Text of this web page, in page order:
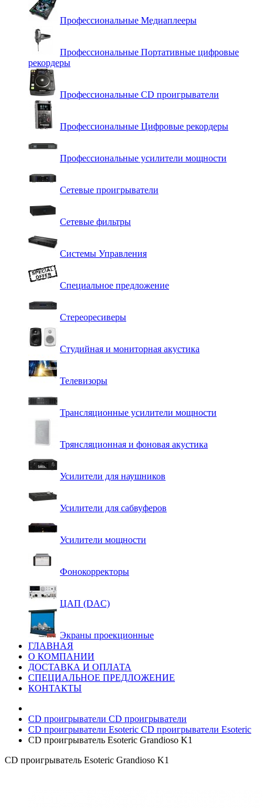
Профессиональные Медиаплееры
Профессиональные Портативные цифровые
рекордеры
Профессиональные СD проигрыватели
Профессиональные Цифровые рекордеры
Профессиональные усилители мощности
Сетевые проигрыватели
Сетевые фильтры
Системы Управления
Специальное предложение
Стереоресиверы
Студийная и мониторная акустика
Телевизоры
Трансляционные усилители мощности
Трянсляционная и фоновая акустика
Усилители для наушников
Усилители для сабвуферов
Усилители мощности
Фонокорректоры
ЦАП (DAC)
Экраны проекционные
ГЛАВНАЯ
О КОМПАНИИ
ДОСТАВКА И ОПЛАТА
СПЕЦИАЛЬНОЕ ПРЕДЛОЖЕНИЕ
КОНТАКТЫ
CD проигрыватели CD проигрыватели
CD проигрыватели Esoteric CD проигрыватели Esoteric
CD проигрыватель Esoteric Grandioso K1
CD проигрыватель Esoteric Grandioso K1